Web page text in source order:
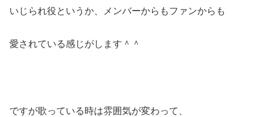
いじられ役というか、メンバーからもファンからも
愛されている感じがします＾＾
ですが歌っている時は雰囲気が変わって、